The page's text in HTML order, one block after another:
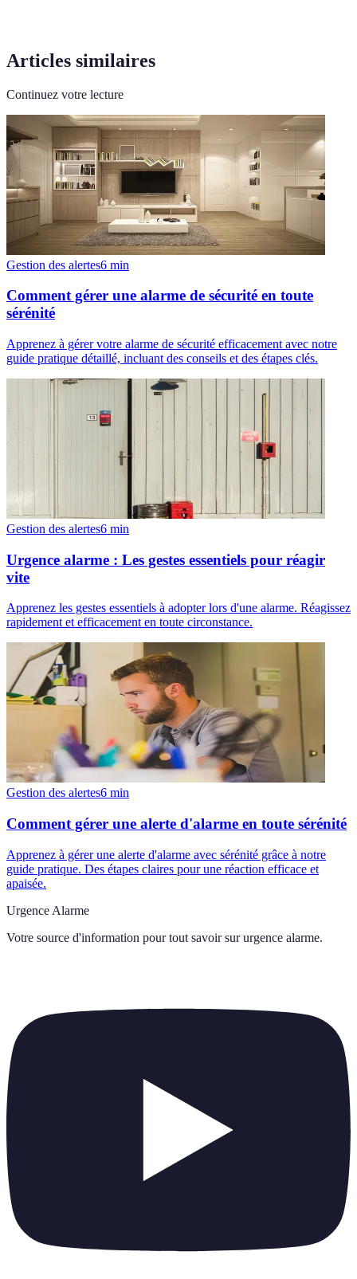
Articles similaires
Continuez votre lecture
Gestion des alertes6 min
Comment gérer une alarme de sécurité en toute
sérénité
Apprenez à gérer votre alarme de sécurité efficacement avec notre
guide pratique détaillé, incluant des conseils et des étapes clés.
Gestion des alertes6 min
Urgence alarme : Les gestes essentiels pour réagir
vite
Apprenez les gestes essentiels à adopter lors d'une alarme. Réagissez
rapidement et efficacement en toute circonstance.
Gestion des alertes6 min
Comment gérer une alerte d'alarme en toute sérénité
Apprenez à gérer une alerte d'alarme avec sérénité grâce à notre
guide pratique. Des étapes claires pour une réaction efficace et
apaisée.
Urgence Alarme
Votre source d'information pour tout savoir sur urgence alarme.